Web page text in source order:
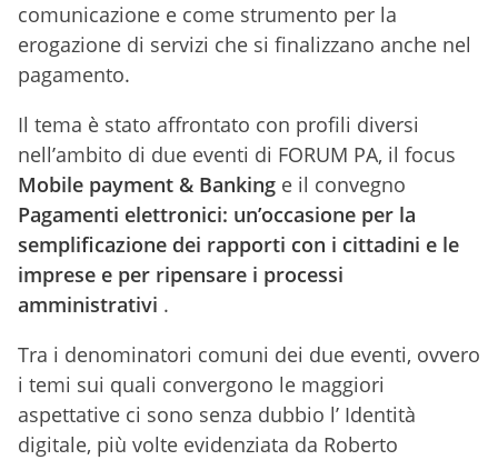
comunicazione e come strumento per la
erogazione di servizi che si finalizzano anche nel
pagamento.
Il tema è stato affrontato con profili diversi
nell’ambito di due eventi di FORUM PA, il focus
Mobile payment & Banking e il convegno
Pagamenti elettronici: un’occasione per la
semplificazione dei rapporti con i cittadini e le
imprese e per ripensare i processi
amministrativi .
Tra i denominatori comuni dei due eventi, ovvero
i temi sui quali convergono le maggiori
aspettative ci sono senza dubbio l’ Identità
digitale, più volte evidenziata da Roberto